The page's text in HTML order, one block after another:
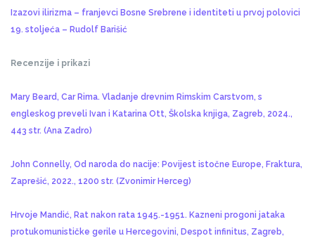
Izazovi ilirizma – franjevci Bosne Srebrene i identiteti u prvoj polovici
19. stoljeća – Rudolf Barišić
Recenzije i prikazi
Mary Beard, Car Rima. Vladanje drevnim Rimskim Carstvom, s
engleskog preveli Ivan i Katarina Ott, Školska knjiga, Zagreb, 2024.,
443 str. (Ana Zadro)
John Connelly, Od naroda do nacije: Povijest istočne Europe, Fraktura,
Zaprešić, 2022., 1200 str. (Zvonimir Herceg)
Hrvoje Mandić, Rat nakon rata 1945.-1951. Kazneni progoni jataka
protukomunističke gerile u Hercegovini, Despot infinitus, Zagreb,